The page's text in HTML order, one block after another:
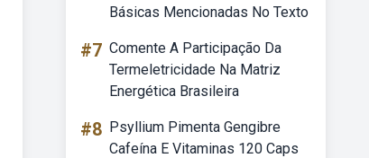
Básicas Mencionadas No Texto
#7 Comente A Participação Da
Termeletricidade Na Matriz
Energética Brasileira
#8 Psyllium Pimenta Gengibre
Cafeína E Vitaminas 120 Caps